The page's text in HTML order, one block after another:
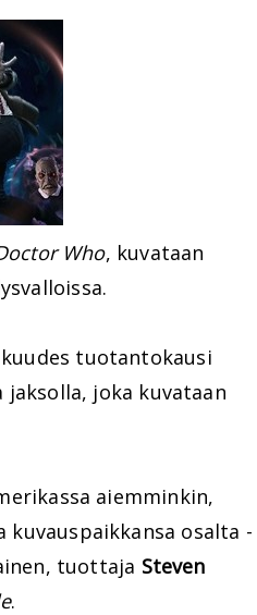
Who, kuvataan
tuotantokausi
joka kuvataan
aiemminkin,
osalta -
tuottaja Steven
.